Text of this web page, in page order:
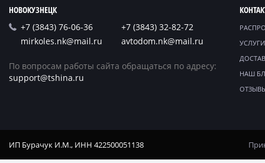
НОВОКУЗНЕЦК
+7 (3843) 76-06-36
+7 (3843) 32-82-72
mirkoles.nk@mail.ru
avtodom.nk@mail.ru
По вопросам работы сайта обращаться по адресу:
support@tshina.ru
НАШ
ИП Бурачук И.М., ИНН 422500051138